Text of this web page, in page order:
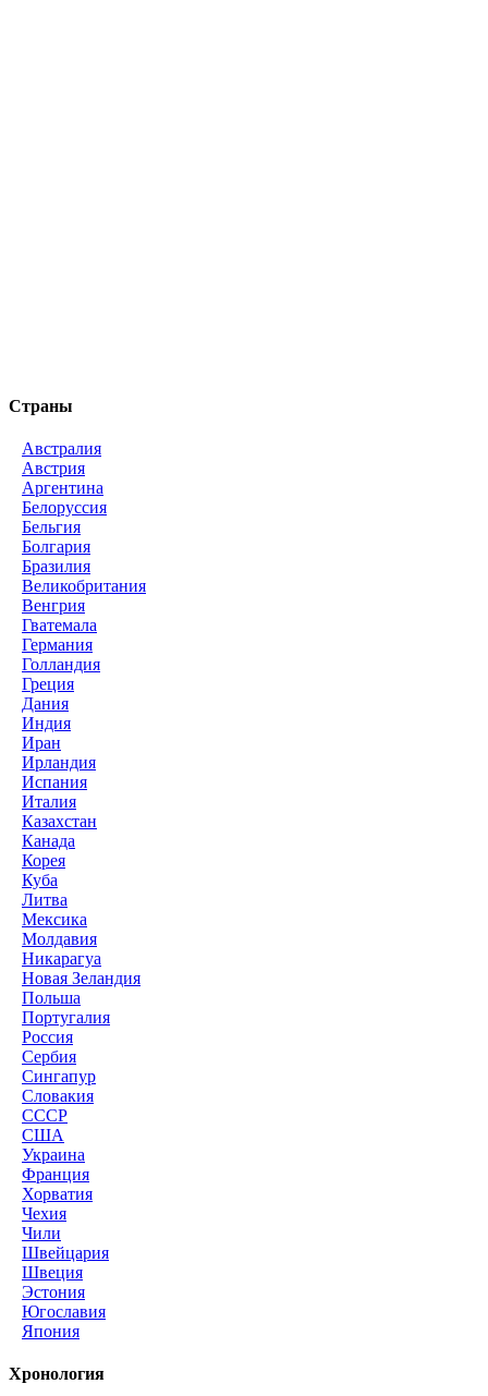
Страны
Австралия
Австрия
Аргентина
Белоруссия
Бельгия
Болгария
Бразилия
Великобритания
Венгрия
Гватемала
Германия
Голландия
Греция
Дания
Индия
Иран
Ирландия
Испания
Италия
Казахстан
Канада
Корея
Куба
Литва
Мексика
Молдавия
Никарагуа
Новая Зеландия
Польша
Португалия
Россия
Сербия
Сингапур
Словакия
СССР
США
Украина
Франция
Хорватия
Чехия
Чили
Швейцария
Швеция
Эстония
Югославия
Япония
Хронология